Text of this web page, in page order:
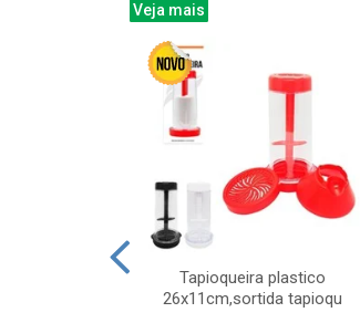
Veja mais
Tapioqueira plastico
26x11cm,sortida tapioqu